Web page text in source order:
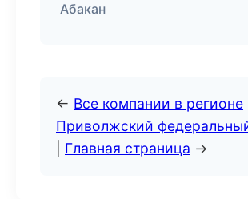
Абакан
← Все компании в регионе
Приволжский
Главная страница →